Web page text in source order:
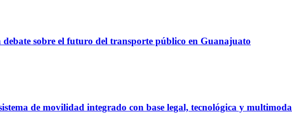
debate sobre el futuro del transporte público en Guanajuato
de movilidad integrado con base legal, tecnológica y